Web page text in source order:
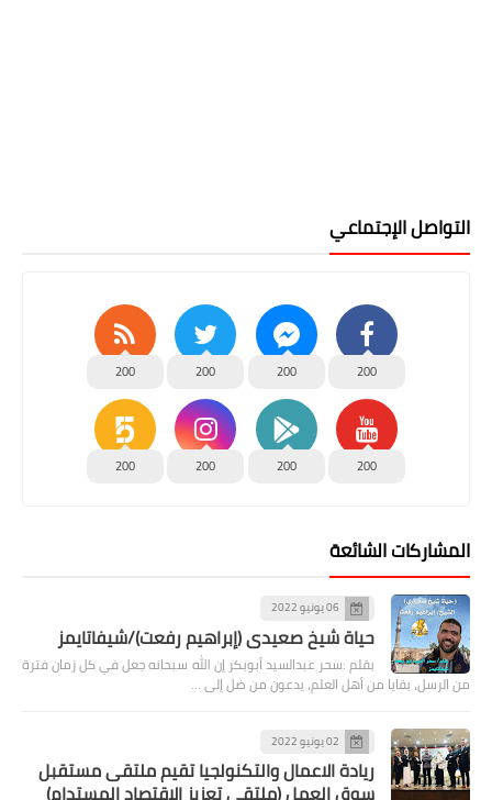
التواصل الإجتماعي
200
200
200
200
200
200
200
200
المشاركات الشائعة
06 يونيو 2022
حياة شيخ صعيدى (إبراهيم رفعت)/شيفاتايمز
بقلم :سحر عبدالسيد أبوبكر إن الله سبحانه جعل في كل زمان فترة
من الرسل، بقايا من أهل العلم، يدعون من ضل إلى …
02 يونيو 2022
ريادة الاعمال والتكنولجيا تقيم ملتقى مستقبل